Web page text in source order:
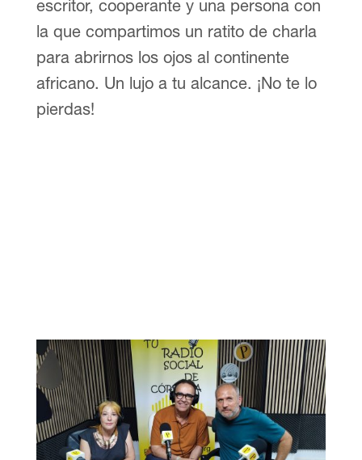
escritor, cooperante y una persona con
la que compartimos un ratito de charla
para abrirnos los ojos al continente
africano. Un lujo a tu alcance. ¡No te lo
pierdas!